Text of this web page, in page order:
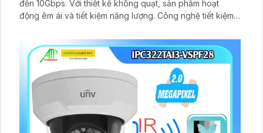
đến 10Gbps. Với thiết kế không quạt, sản phẩm hoạt
động êm ái và tiết kiệm năng lượng. Công nghệ tiết kiệm
thân thiện với môi trường.